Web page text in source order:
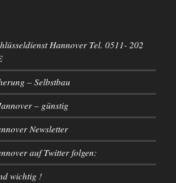
Hannover Tel. 0511- 202
– Selbstbau
– günstig
Newsletter
auf Twitter folgen:
wichtig !